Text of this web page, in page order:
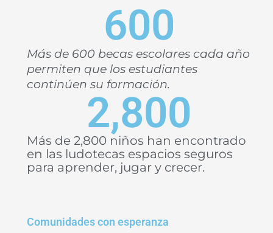
Más de 600 becas escolares cada año
permiten que los estudiantes
continúen su formación.
600
Más de 2,800 niños han encontrado
en las ludotecas espacios seguros
para aprender, jugar y crecer.
2,800
Comunidades con esperanza